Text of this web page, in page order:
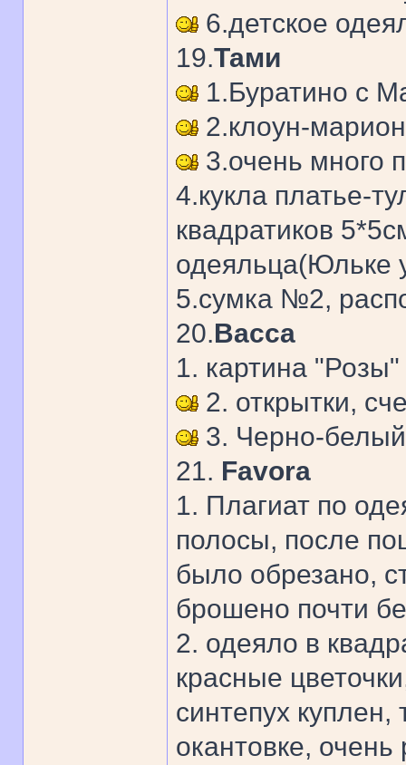
6.детское
19.Тами
1.Буратино с
2.клоун-
3.очень много
4.кукла платье-
квадратиков
одеяльца(Юльке
5.сумка №2,
20.Васса
1. картина "Розы"
2. открытки,
3. Черно-
21. Favora
1. Плагиат по
полосы, после
было обрезано,
брошено почти
2. одеяло в
красные
синтепух
окантовке,